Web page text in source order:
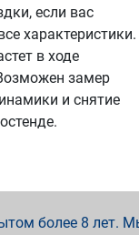
если вас
характеристики.
в ходе
замер
и снятие
более 8 лет.